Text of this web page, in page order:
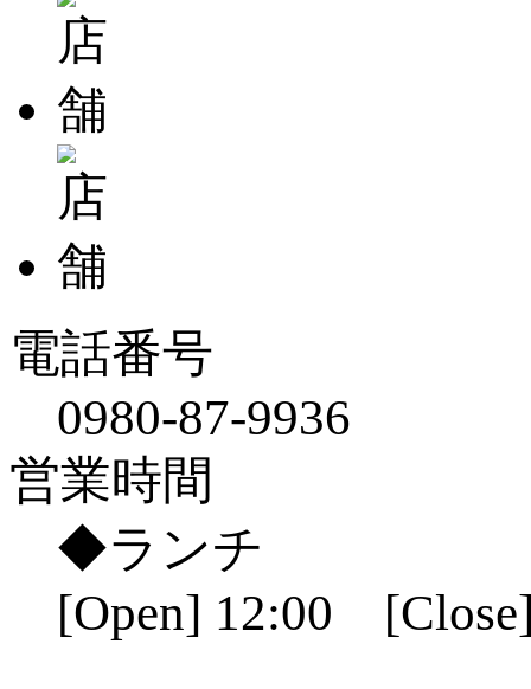
電話番号
0980-87-9936
営業時間
◆ランチ
[Open] 12:00